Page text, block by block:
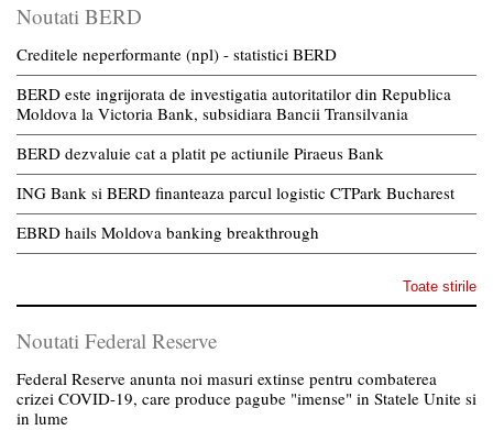
Noutati BERD
Creditele neperformante (npl) - statistici BERD
BERD este ingrijorata de investigatia autoritatilor din Republica
Moldova la Victoria Bank, subsidiara Bancii Transilvania
BERD dezvaluie cat a platit pe actiunile Piraeus Bank
ING Bank si BERD finanteaza parcul logistic CTPark Bucharest
EBRD hails Moldova banking breakthrough
Toate stirile
Noutati Federal Reserve
Federal Reserve anunta noi masuri extinse pentru combaterea
crizei COVID-19, care produce pagube "imense" in Statele Unite si
in lume